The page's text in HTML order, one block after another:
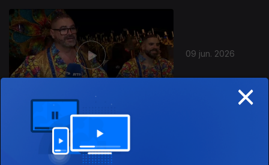
09 jun. 2026
935200
Este conteúdo faz parte de
Documentários
×